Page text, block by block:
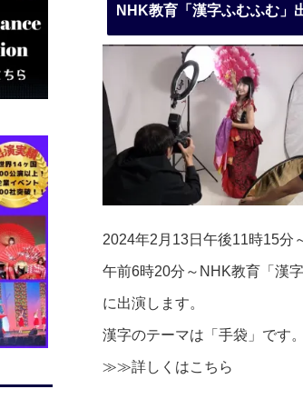
NHK教育「漢字ふむふむ」
2024年2月13日午後11時15分
午前6時20分～NHK教育「漢字
に出演します。
漢字のテーマは「手袋」です。
≫≫詳しくはこちら